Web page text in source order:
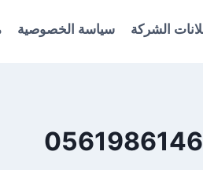
الشركة سياسة الخصوصية